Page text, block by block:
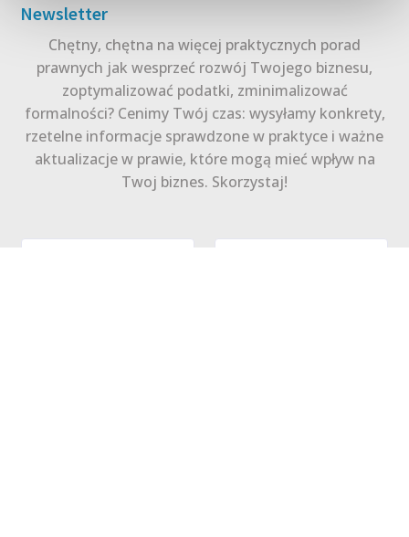
Newsletter
Chętny, chętna na więcej praktycznych porad
prawnych jak wesprzeć rozwój Twojego biznesu,
zoptymalizować podatki, zminimalizować
formalności? Cenimy Twój czas: wysyłamy konkrety,
rzetelne informacje sprawdzone w praktyce i ważne
aktualizacje w prawie, które mogą mieć wpływ na
Twoj biznes. Skorzystaj!